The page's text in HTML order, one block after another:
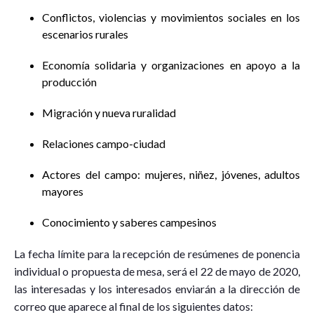
Conflictos, violencias y movimientos sociales en los
escenarios rurales
Economía solidaria y organizaciones en apoyo a la
producción
Migración y nueva ruralidad
Relaciones campo-ciudad
Actores del campo: mujeres, niñez, jóvenes, adultos
mayores
Conocimiento y saberes campesinos
La fecha límite para la recepción de resúmenes de ponencia
individual o propuesta de mesa, será el 22 de mayo de 2020,
las interesadas y los interesados enviarán a la dirección de
correo que aparece al final de los siguientes datos: